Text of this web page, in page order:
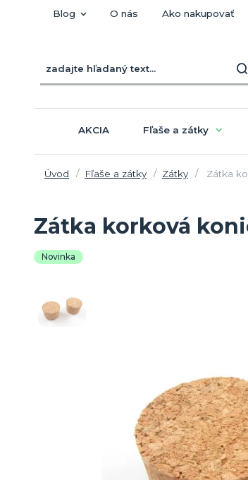
Blog O nás Ako nakupovať
AKCIA Fľaše a zátky
Úvod Fľaše a zátky Zátky Zátka
Zátka korková
Novinka